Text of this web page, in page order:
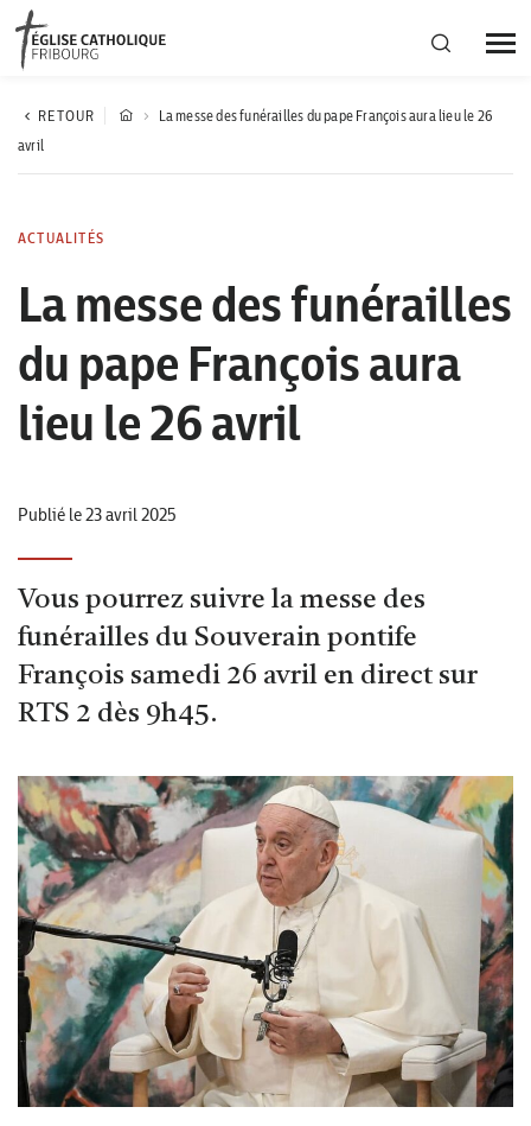
Région diocésaine
Corporation cantonale
RETOUR
La messe des funérailles du pape François aura lieu le 26
avril
ACTUALITÉS
La messe des funérailles
du pape François aura
lieu le 26 avril
Publié le 23 avril 2025
Vous pourrez suivre la messe des
funérailles du Souverain pontife
François samedi 26 avril en direct sur
RTS 2 dès 9h45.